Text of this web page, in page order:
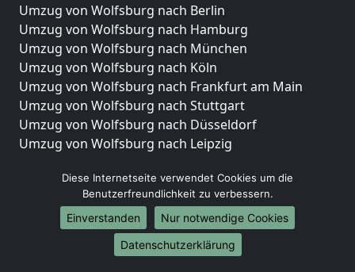
Umzug von Wolfsburg nach Berlin
Umzug von Wolfsburg nach Hamburg
Umzug von Wolfsburg nach München
Umzug von Wolfsburg nach Köln
Umzug von Wolfsburg nach Frankfurt am Main
Umzug von Wolfsburg nach Stuttgart
Umzug von Wolfsburg nach Düsseldorf
Umzug von Wolfsburg nach Leipzig
Umzug von Wolfsburg nach Essen
Umzug von Wolfsburg nach Bremen
Umzug von Wolfsburg nach Dresden
Umzug von Wolfsburg nach Hannover
Umzug von Wolfsburg nach Nürnberg
Diese Internetseite verwendet Cookies um die
Benutzerfreundlichkeit zu verbessern.
Einverstanden
Nur notwendige Cookies
Datenschutzerklärung